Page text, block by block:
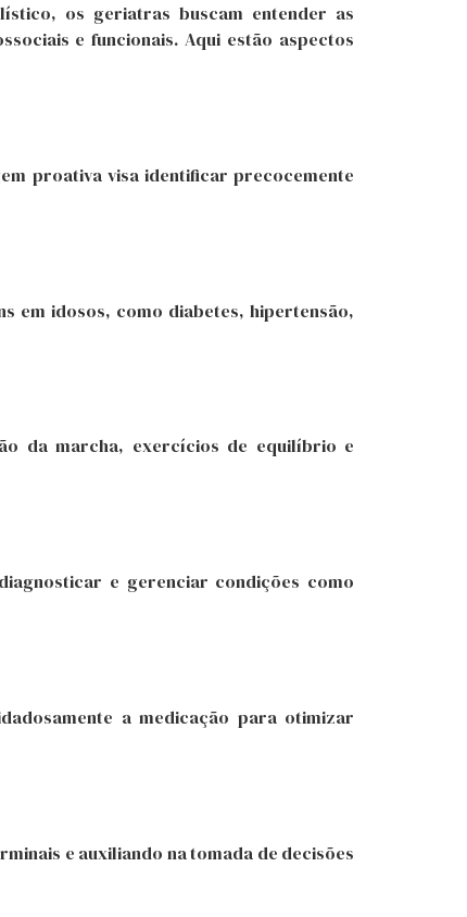
os geriatras buscam entender as
e funcionais. Aqui estão aspectos
proativa visa identificar precocemente
em idosos, como diabetes, hipertensão,
da marcha, exercícios de equilíbrio e
e gerenciar condições como
a medicação para otimizar
e auxiliando na tomada de decisões